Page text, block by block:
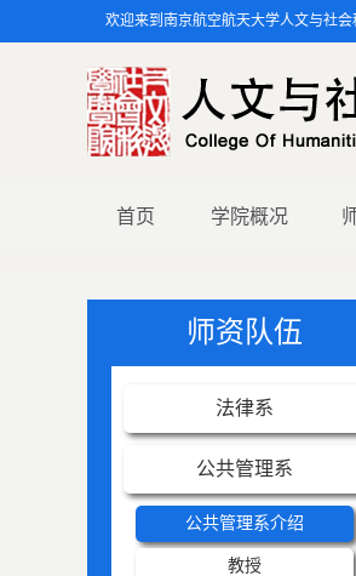
欢迎来到南京航空航天大学人文与社会
首页 学院概况
师资队伍
法律系
公共管理系
公共管理系介绍
教授